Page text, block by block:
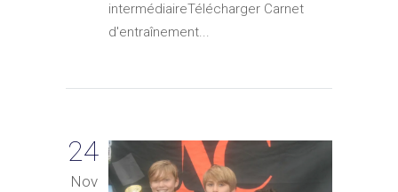
intermédiaireTélécharger Carnet
d'entraînement...
24
Nov